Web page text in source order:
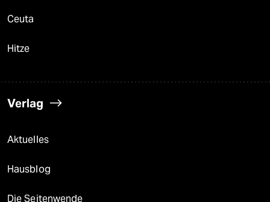
Ceuta
Hitze
Verlag
Aktuelles
Hausblog
Die Seitenwende